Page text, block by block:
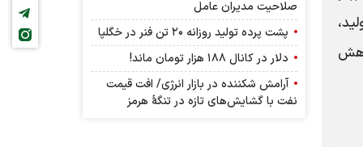
صلاحیت مدیران عامل
پشت پرده تولید روزانه ۲۰ تن فنر در خگلپا
دلار در کانال ۱۸۸ هزار تومان ماند!
آرامش شکننده در بازار انرژی/ افت قیمت
نفت با گشایش‌های تازه در تنگۀ هرمز